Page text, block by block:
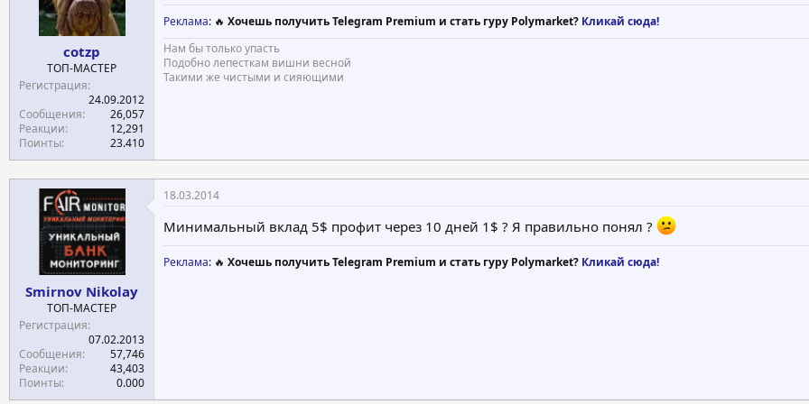
cotzp
ТОП-МАСТЕР
Регистрация
24.09.2012
Сообщения
26,057
Реакции
12,291
Поинты
23.410
Реклама: 🔥 Хочешь получить Telegram Premium и стать гуру Polymarket? Кликай сюда!
Нам бы только упасть
Подобно лепесткам вишни весной
Такими же чистыми и сияющими
Smirnov Nikolay
ТОП-МАСТЕР
Регистрация
07.02.2013
Сообщения
57,746
Реакции
43,403
Поинты
0.000
18.03.2014
Минимальный вклад 5$ профит через 10 дней 1$ ? Я правильно понял ?
Реклама: 🔥 Хочешь получить Telegram Premium и стать гуру Polymarket? Кликай сюда!